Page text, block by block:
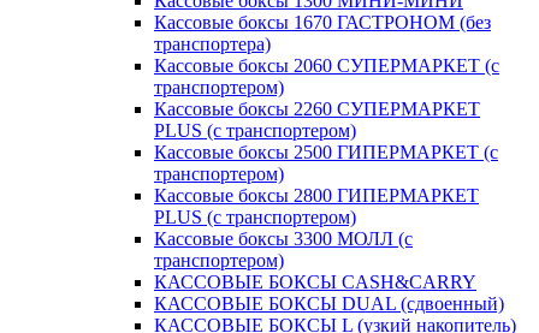
Кассовые боксы 1670 ГАСТРОНОМ (без
транспортера)
Кассовые боксы 2060 СУПЕРМАРКЕТ (с
транспортером)
Кассовые боксы 2260 СУПЕРМАРКЕТ
PLUS (с транспортером)
Кассовые боксы 2500 ГИПЕРМАРКЕТ (с
транспортером)
Кассовые боксы 2800 ГИПЕРМАРКЕТ
PLUS (с транспортером)
Кассовые боксы 3300 МОЛЛ (с
транспортером)
КАССОВЫЕ БОКСЫ CASH&CARRY
КАССОВЫЕ БОКСЫ DUAL (сдвоенный)
КАССОВЫЕ БОКСЫ L (узкий накопитель)